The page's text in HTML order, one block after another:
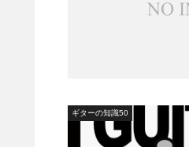
ギターの知識50